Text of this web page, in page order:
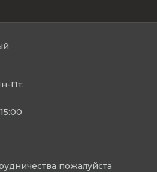
Пт:
пожалуйста